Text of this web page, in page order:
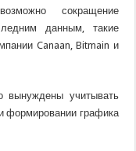
сокращение
данным, такие
Canaan, Bitmain и
вынуждены учитывать
формировании графика